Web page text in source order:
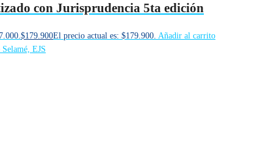
con Jurisprudencia 5ta edición
$179.900El precio actual es: $179.900. Añadir al carrito